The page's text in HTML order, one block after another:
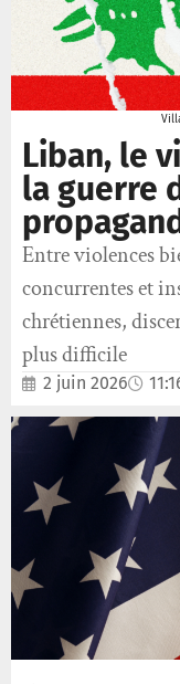
Liban, le
la guerre
Entre violences
concurrentes et
chrétiennes,
plus difficile
2 juin 2026